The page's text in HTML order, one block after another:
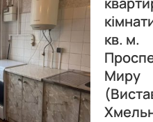
кв. м.
Миру